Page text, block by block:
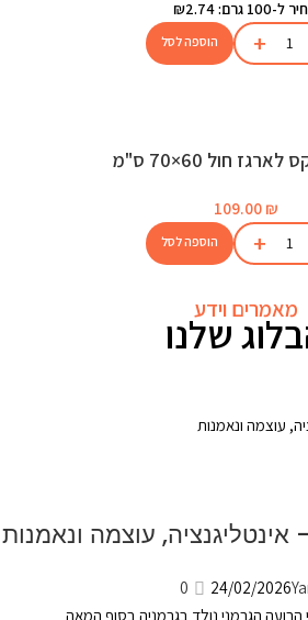
100 גרם: ₪2.74
הוספה לסל
חול 60×70 ס"מ
109.00 ₪
הוספה לסל
מאמרים וידע
שלנו
אינטליגנציה, עוצמה ונאמנות
24/02/2026
0
הרועה הגרמני נולד בגרמניה בסוף המאה